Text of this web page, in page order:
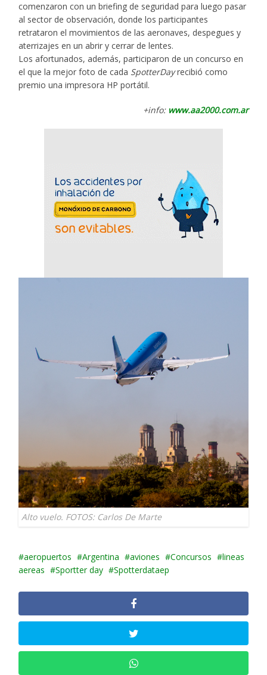
comenzaron con un briefing de seguridad para luego pasar
al sector de observación, donde los participantes
retrataron el movimientos de las aeronaves, despegues y
aterrizajes en un abrir y cerrar de lentes.
Los afortunados, además, participaron de un concurso en
el que la mejor foto de cada SpotterDayrecibió como
premio una impresora HP portátil.
+info: www.aa2000.com.ar
Alto vuelo. FOTOS: Carlos De Marte
aeropuertos Argentina aviones Concursos
lineas
aereas
Sportter day Spotterdataep